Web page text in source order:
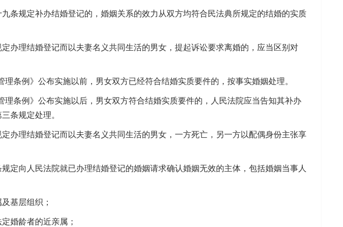
规定补办结婚登记的，婚姻关系的效力从双方均符合民法典所规定的结婚的实质
理结婚登记而以夫妻名义共同生活的男女，提起诉讼要求离婚的，应当区别对
例》公布实施以前，男女双方已经符合结婚实质要件的，按事实婚姻处理。
条例》公布实施以后，男女双方符合结婚实质要件的，人民法院应当告知其补办
条规定处理。
理结婚登记而以夫妻名义共同生活的男女，一方死亡，另一方以配偶身份主张享
向人民法院就已办理结婚登记的婚姻请求确认婚姻无效的主体，包括婚姻当事人
基层组织；
婚龄者的近亲属；